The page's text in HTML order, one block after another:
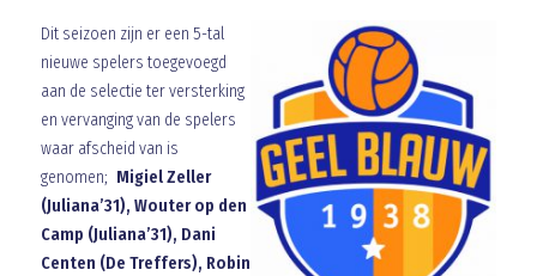
Dit seizoen zijn er een 5-tal
nieuwe spelers toegevoegd
aan de selectie ter versterking
en vervanging van de spelers
waar afscheid van is
genomen; Migiel Zeller
(Juliana’31), Wouter op den
Camp (Juliana’31), Dani
Centen (De Treffers), Robin